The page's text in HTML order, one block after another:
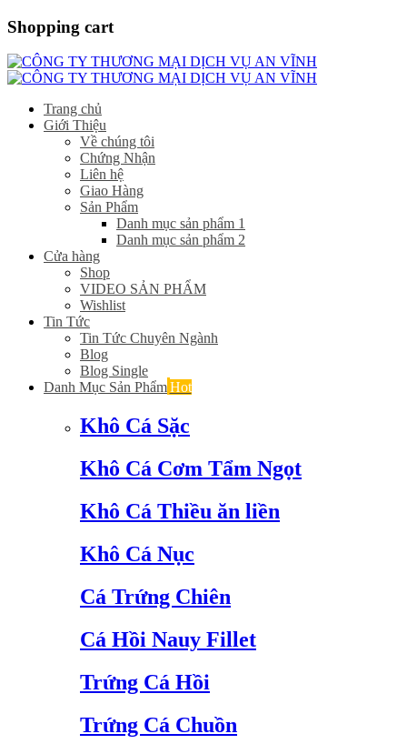
Shopping cart
Trang chủ
Giới Thiệu
Về chúng tôi
Chứng Nhận
Liên hệ
Giao Hàng
Sản Phẩm
Danh mục sản phẩm 1
Danh mục sản phẩm 2
Cửa hàng
Shop
VIDEO SẢN PHẨM
Wishlist
Tin Tức
Tin Tức Chuyên Ngành
Blog
Blog Single
Danh Mục Sản PhẩmHot
Khô Cá Sặc
Khô Cá Cơm Tẩm Ngọt
Khô Cá Thiều ăn liền
Khô Cá Nục
Cá Trứng Chiên
Cá Hồi Nauy Fillet
Trứng Cá Hồi
Trứng Cá Chuồn